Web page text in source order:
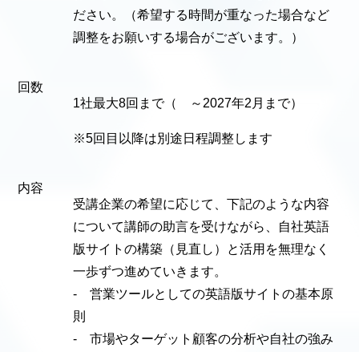
ださい。（希望する時間が重なった場合など
調整をお願いする場合がございます。）
回数
1社最大8回まで（ ～2027年2月まで）
※5回目以降は別途日程調整します
内容
受講企業の希望に応じて、下記のような内容
について講師の助言を受けながら、自社英語
版サイトの構築（見直し）と活用を無理なく
一歩ずつ進めていきます。
‐ 営業ツールとしての英語版サイトの基本原
則
‐ 市場やターゲット顧客の分析や自社の強み